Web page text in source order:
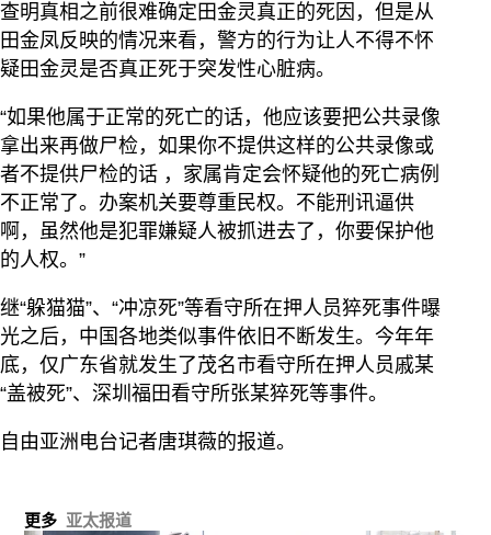
查明真相之前很难确定田金灵真正的死因，但是从
田金凤反映的情况来看，警方的行为让人不得不怀
疑田金灵是否真正死于突发性心脏病。
“如果他属于正常的死亡的话，他应该要把公共录像
拿出来再做尸检，如果你不提供这样的公共录像或
者不提供尸检的话 ，家属肯定会怀疑他的死亡病例
不正常了。办案机关要尊重民权。不能刑讯逼供
啊，虽然他是犯罪嫌疑人被抓进去了，你要保护他
的人权。”
继“躲猫猫”、“冲凉死”等看守所在押人员猝死事件曝
光之后，中国各地类似事件依旧不断发生。今年年
底，仅广东省就发生了茂名市看守所在押人员戚某
“盖被死”、深圳福田看守所张某猝死等事件。
自由亚洲电台记者唐琪薇的报道。
更多 亚太报道